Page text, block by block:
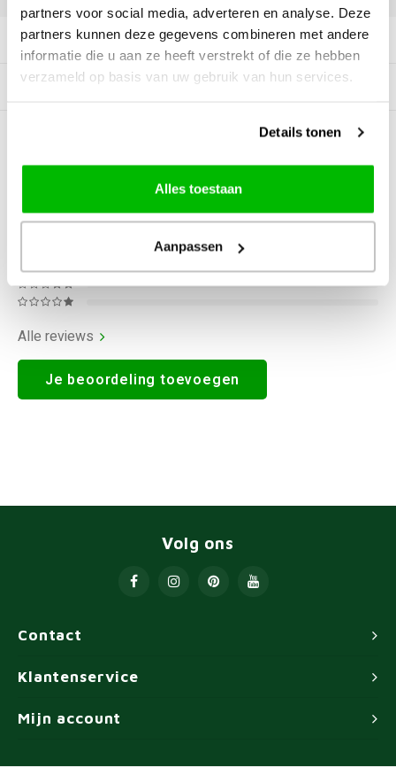
partners voor social media, adverteren en analyse. Deze
partners kunnen deze gegevens combineren met andere
informatie die u aan ze heeft verstrekt of die ze hebben
verzameld op basis van uw gebruik van hun services.
Details tonen
Alles toestaan
Aanpassen
Productomschrijving
Gerelateerde producten
BEOORDELINGEN
Alle reviews
Je beoordeling toevoegen
Contact
Volg ons
Klantenservice
Mijn account